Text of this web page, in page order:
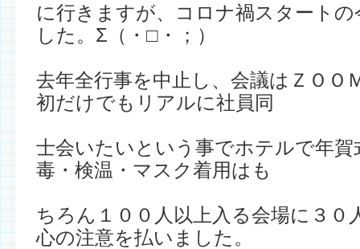
に行きますが、コロナ禍スタート
した。Σ（・□・；）
去年全行事を中止し、会議はＺＯＯ
初だけでもリアルに社員同
士会いたいという事でホテルで年
毒・検温・マスク着用はも
ちろん１００人以上入る会場に３０
心の注意を払いました。